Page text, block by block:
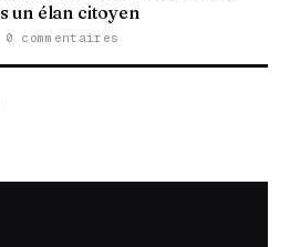
un élan citoyen
commentaires